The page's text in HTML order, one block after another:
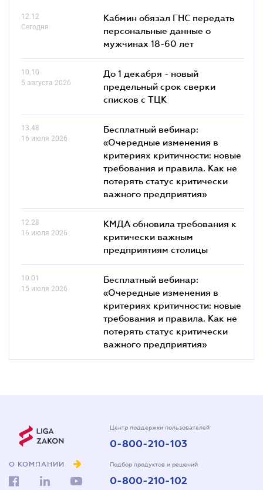
12.12
Сегодня
Кабмин обязал ГНС передать
персональные данные о
мужчинах 18-60 лет
10.10
5 августа 2026
До 1 декабря - новый
предельный срок сверки
списков c ТЦК
13.48
16 июля 2026
Бесплатный вебинар:
«Очередные изменения в
критериях критичности: новые
требования и правила. Как не
потерять статус критически
важного предприятия»
12.28
16 июля 2026
КМДА обновила требования к
критически важным
предприятиям столицы
10.01
15 июля 2026
Бесплатный вебинар:
«Очередные изменения в
критериях критичности: новые
требования и правила. Как не
потерять статус критически
важного предприятия»
О КОМПАНИИ
Центр поддержки пользователей
0-800-210-103
Подбор продуктов и решений
0-800-210-102